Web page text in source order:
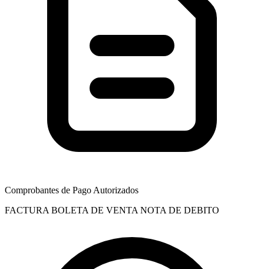
Comprobantes de Pago Autorizados
FACTURA BOLETA DE VENTA NOTA DE DEBITO